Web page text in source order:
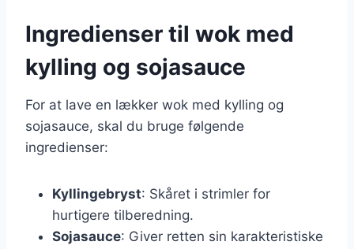
Ingredienser til wok med
kylling og sojasauce
For at lave en lækker wok med kylling og
sojasauce, skal du bruge følgende
ingredienser:
Kyllingebryst: Skåret i strimler for
hurtigere tilberedning.
Sojasauce: Giver retten sin karakteristiske